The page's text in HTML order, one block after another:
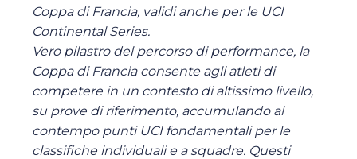
Coppa di Francia, validi anche per le UCI
Continental Series.
Vero pilastro del percorso di performance, la
Coppa di Francia consente agli atleti di
competere in un contesto di altissimo livello,
su prove di riferimento, accumulando al
contempo punti UCI fondamentali per le
classifiche individuali e a squadre. Questi